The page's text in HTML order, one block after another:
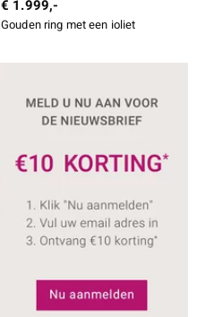
€ 1.999,-
Gouden ring met een ioliet